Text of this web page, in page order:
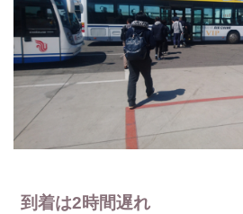
到着は2時間遅れ